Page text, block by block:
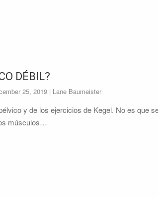
DÉBIL?
25, 2019 | Lane Baumeister
y de los ejercicios de Kegel. No es que
músculos…